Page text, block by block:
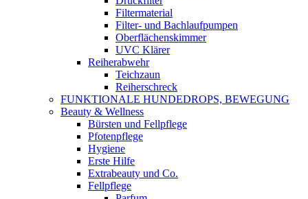
Filtermaterial
Filter- und Bachlaufpumpen
Oberflächenskimmer
UVC Klärer
Reiherabwehr
Teichzaun
Reiherschreck
FUNKTIONALE HUNDEDROPS, BEWEGUNG
Beauty & Wellness
Bürsten und Fellpflege
Pfotenpflege
Hygiene
Erste Hilfe
Extrabeauty und Co.
Fellpflege